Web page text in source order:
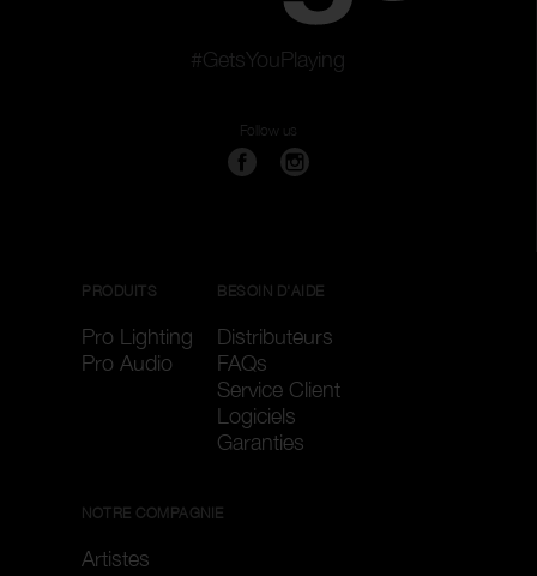
#GetsYouPlaying
Follow us
PRODUITS
Pro Lighting
Pro Audio
BESOIN D'AIDE
Distributeurs
FAQs
Service Client
Logiciels
Garanties
NOTRE COMPAGNIE
Artistes